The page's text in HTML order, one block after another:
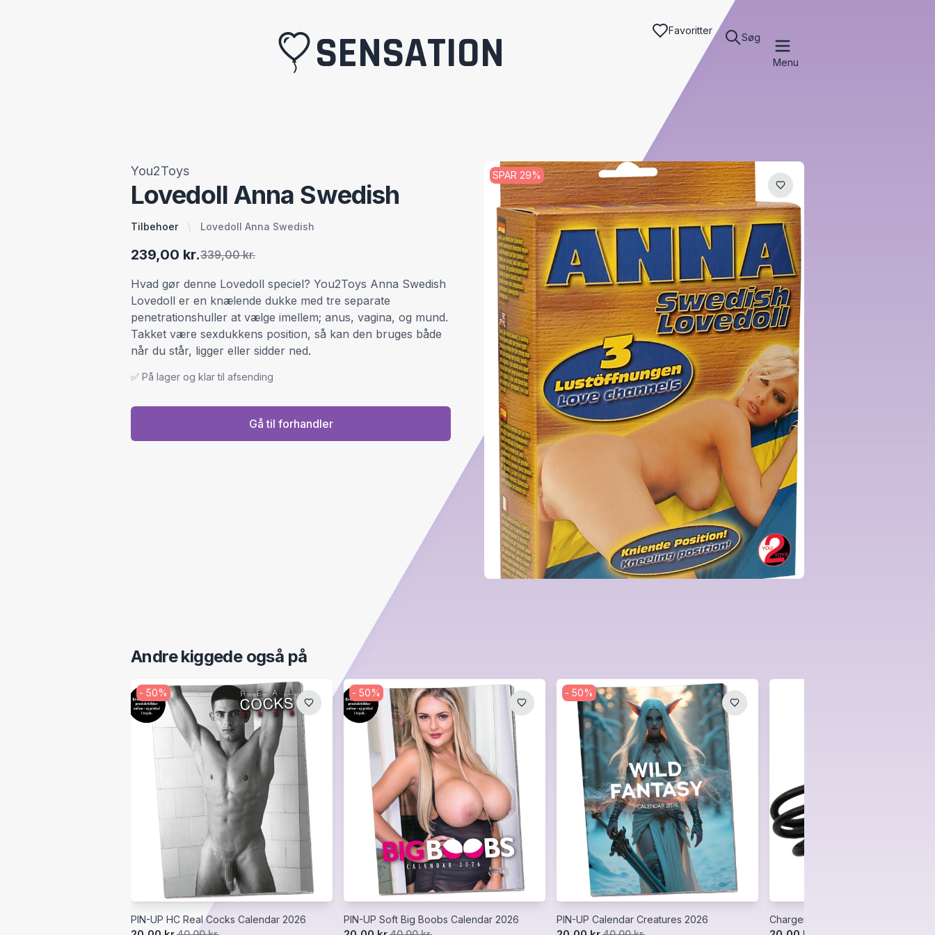
SENSATION Favoritter
Søg
Menu
You2Toys
Lovedoll Anna Swedish
Tilbehoer Lovedoll Anna Swedish
239,00 kr.339,00 kr.
Hvad gør denne Lovedoll speciel? You2Toys Anna Swedish
Lovedoll er en knælende dukke med tre separate
penetrationshuller at vælge imellem; anus, vagina, og mund.
Takket være sexdukkens position, så kan den bruges både
når du står, ligger eller sidder ned.
✅ På lager og klar til afsending
Gå til forhandler
SPAR 29%
Andre kiggede også på
- 50%
PIN-UP HC Real Cocks Calendar 2026
- 50%
PIN-UP Soft Big Boobs Calendar 2026
- 50%
PIN-UP Calendar Creatures 2026 Charger Space Stroker